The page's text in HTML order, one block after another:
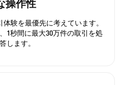
操作性
験を最優先に考えています。
1秒間に最大30万件の取引を処
します。